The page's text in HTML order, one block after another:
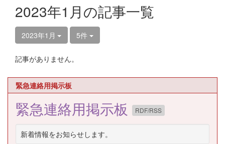
2023年1月の記事一覧
2023年1月 5件
記事がありません。
緊急連絡用掲示板
緊急連絡用掲示板 RDF/RSS
新着情報をお知らせします。